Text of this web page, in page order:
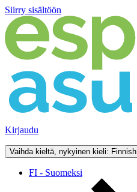
Siirry sisältöön
Kirjaudu
Vaihda kieltä, nykyinen kieli: Finnish
FI - Suomeksi